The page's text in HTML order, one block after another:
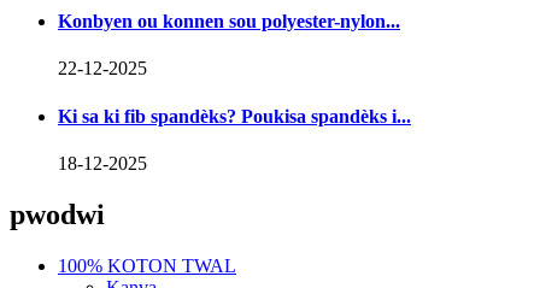
Konbyen ou konnen sou polyester-nylon...
22-12-2025
Ki sa ki fib spandèks? Poukisa spandèks i...
18-12-2025
pwodwi
100% KOTON TWAL